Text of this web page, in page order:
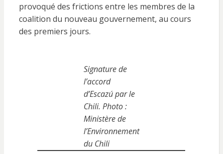
provoqué des frictions entre les membres de la
coalition du nouveau gouvernement, au cours
des premiers jours.
Signature de
l’accord
d’Escazú par le
Chili. Photo :
Ministère de
l’Environnement
du Chili